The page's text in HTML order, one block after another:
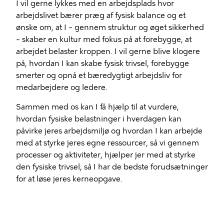
I vil gerne lykkes med en arbejdsplads hvor
arbejdslivet bærer præg af fysisk balance og et
ønske om, at I – gennem struktur og øget sikkerhed
– skaber en kultur med fokus på at forebygge, at
arbejdet belaster kroppen. I vil gerne blive klogere
på, hvordan I kan skabe fysisk trivsel, forebygge
smerter og opnå et bæredygtigt arbejdsliv for
medarbejdere og ledere.
Sammen med os kan I få hjælp til at vurdere,
hvordan fysiske belastninger i hverdagen kan
påvirke jeres arbejdsmiljø og hvordan I kan arbejde
med at styrke jeres egne ressourcer, så vi gennem
processer og aktiviteter, hjælper jer med at styrke
den fysiske trivsel, så I har de bedste forudsætninger
for at løse jeres kerneopgave.